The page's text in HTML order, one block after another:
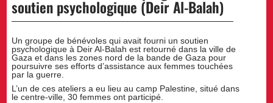
soutien psychologique (Deir Al-Balah)
Un groupe de bénévoles qui avait fourni un soutien
psychologique à Deir Al-Balah est retourné dans la ville de
Gaza et dans les zones nord de la bande de Gaza pour
poursuivre ses efforts d’assistance aux femmes touchées
par la guerre.
L’un de ces ateliers a eu lieu au camp Palestine, situé dans
le centre-ville, 30 femmes ont participé.